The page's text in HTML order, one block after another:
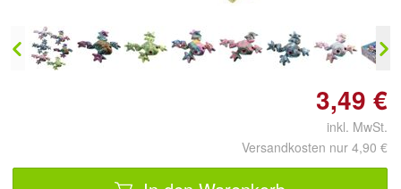
3,49 €
inkl. MwSt.
Versandkosten nur 4,90 €